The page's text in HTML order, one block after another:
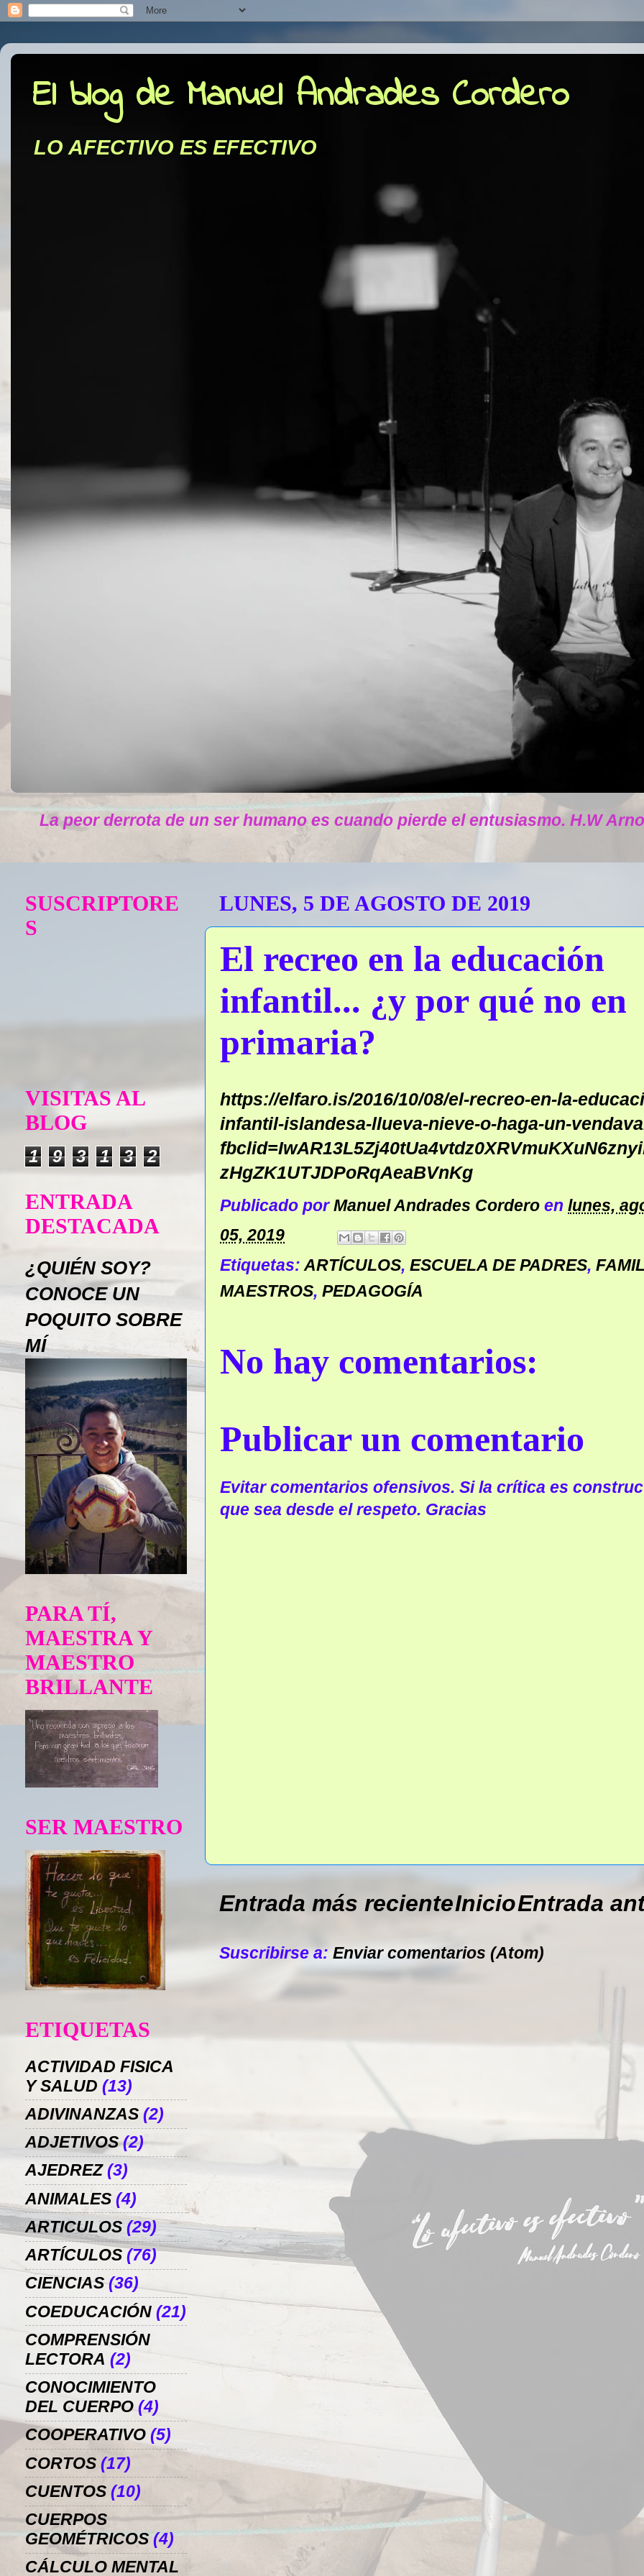
El blog de Manuel Andrades Cordero
LO AFECTIVO ES EFECTIVO
La peor derrota de un ser humano es cuando pierde el entusiasmo. H.W
LUNES, 5 DE AGOSTO DE 2019
El recreo en la educación
infantil... ¿y por qué no en
primaria?
https://elfaro.is/2016/10/08/el-recreo-en-la-
infantil-islandesa-llueva-nieve-o-haga-un-
zHgZK1UTJDPoRqAeaBVnKg
Publicado por Manuel Andrades Cordero en lunes,
05, 2019
Etiquetas:ARTÍCULOS, ESCUELA DE PADRES,
MAESTROS, PEDAGOGÍA
No hay comentarios:
Publicar un comentario
Evitar comentarios ofensivos. Si la crítica es
que sea desde el respeto. Gracias
Entrada más reciente Entrada
Inicio
Suscribirse a: Enviar comentarios (Atom)
SUSCRIPTORE
S
VISITAS AL
BLOG
1 9 3 1 3 2
ENTRADA
DESTACADA
¿QUIÉN SOY?
CONOCE UN
POQUITO SOBRE
MÍ
PARA TÍ,
MAESTRA Y
MAESTRO
BRILLANTE
SER MAESTRO
ETIQUETAS
ACTIVIDAD FISICA
Y SALUD (13)
ADIVINANZAS (2)
ADJETIVOS (2)
AJEDREZ (3)
ANIMALES (4)
ARTICULOS (29)
ARTÍCULOS (76)
CIENCIAS (36)
COEDUCACIÓN (21)
COMPRENSIÓN
LECTORA (2)
CONOCIMIENTO
DEL CUERPO (4)
COOPERATIVO (5)
CORTOS (17)
CUENTOS (10)
CUERPOS
GEOMÉTRICOS (4)
CÁLCULO MENTAL